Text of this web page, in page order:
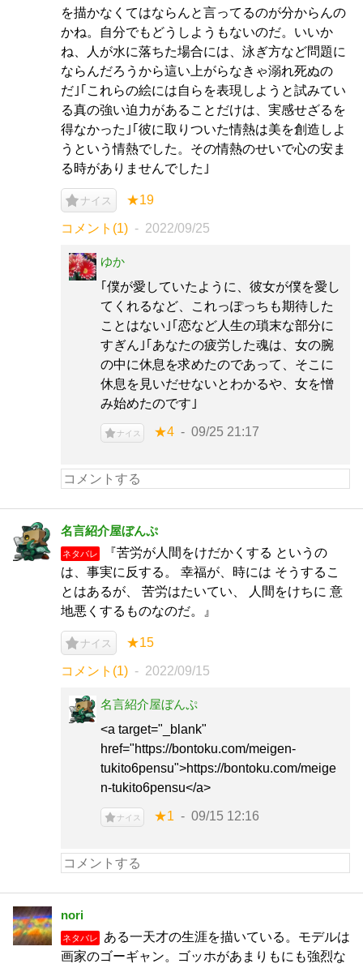
を描かなくてはならんと言ってるのが分からんの
かね。自分でもどうしようもないのだ。いいか
ね、人が水に落ちた場合には、泳ぎ方など問題に
ならんだろうから這い上がらなきゃ溺れ死ぬの
だ｣｢これらの絵には自らを表現しようと試みてい
る真の強い迫力があることだけは、実感せざるを
得なかった｣｢彼に取りついた情熱は美を創造しよ
うという情熱でした。その情熱のせいで心の安ま
る時がありませんでした｣
ナイス ★19
コメント(1) 2022/09/25
ゆか
｢僕が愛していたように、彼女が僕を愛し
てくれるなど、これっぽっちも期待した
ことはない｣｢恋など人生の瑣末な部分に
すぎん｣｢あなたの疲労した魂は、女の腕
の中に休息を求めたのであって、そこに
休息を見いだせないとわかるや、女を憎
み始めたのです｣
ナイス ★4 09/25 21:17
名言紹介屋ぼんぷ
ネタバレ
『苦労が人間をけだかくする というの
は、事実に反する。 幸福が、時には そうするこ
とはあるが、 苦労はたいてい、 人間をけちに 意
地悪くするものなのだ。』
ナイス ★15
コメント(1) 2022/09/15
名言紹介屋ぼんぷ
<a target="_blank"
href="https://bontoku.com/meigen-
tukito6pensu">https://bontoku.com/meige
n-tukito6pensu</a>
ナイス ★1 09/15 12:16
nori
ネタバレ
ある一天才の生涯を描いている。モデルは
画家のゴーギャン。ゴッホがあまりもにも強烈な